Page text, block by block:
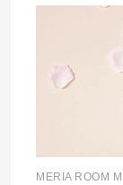
MERIA ROOM